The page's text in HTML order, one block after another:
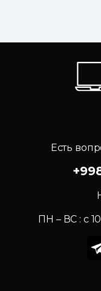
Есть
ПН – ВС : c